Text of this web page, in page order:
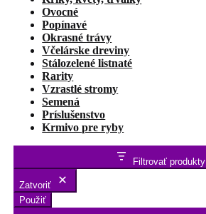
Ovocné
Popínavé
Okrasné trávy
Včelárske dreviny
Stálozelené listnaté
Rarity
Vzrastlé stromy
Semená
Príslušenstvo
Krmivo pre ryby
Filtrovať produkty
Zatvoriť
Použiť